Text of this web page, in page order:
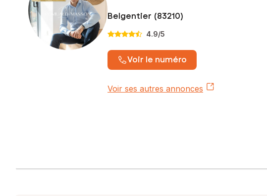
Belgentier (83210)
4.9/5
Voir le numéro
Voir ses autres annonces